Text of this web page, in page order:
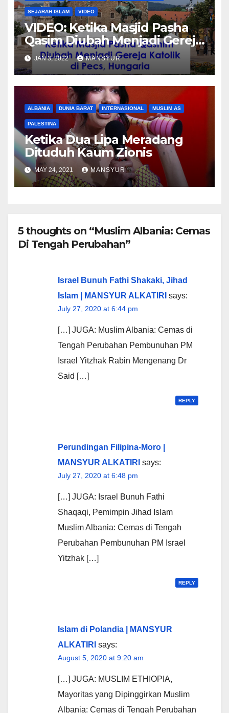
SEJARAH ISLAM VIDEO
VIDEO: Ketika Masjid Pasha
Qasim Diubah Menjadi Gereja
Katolik di Pecs, Hungaria
JAN 3, 2022 MANSYUR
ALBANIA DUNIA BARAT INTERNASIONAL MUSLIM AS
PALESTINA
Ketika Dua Lipa Meradang
Dituduh Kaum Zionis
MAY 24, 2021 MANSYUR
5 thoughts on “Muslim Albania: Cemas
Di Tengah Perubahan”
Israel Bunuh Fathi Shakaki, Jihad
Islam | MANSYUR ALKATIRI says:
July 27, 2020 at 6:44 pm
[…] JUGA: Muslim Albania: Cemas di
Tengah Perubahan Pembunuhan PM
Israel Yitzhak Rabin Mengenang Dr
Said […]
REPLY
Perundingan Filipina-Moro |
MANSYUR ALKATIRI says:
July 27, 2020 at 6:48 pm
[…] JUGA: Israel Bunuh Fathi
Shaqaqi, Pemimpin Jihad Islam
Muslim Albania: Cemas di Tengah
Perubahan Pembunuhan PM Israel
Yitzhak […]
REPLY
Islam di Polandia | MANSYUR
ALKATIRI says:
August 5, 2020 at 9:20 am
[…] JUGA: MUSLIM ETHIOPIA,
Mayoritas yang Dipinggirkan Muslim
Albania: Cemas di Tengah Perubahan